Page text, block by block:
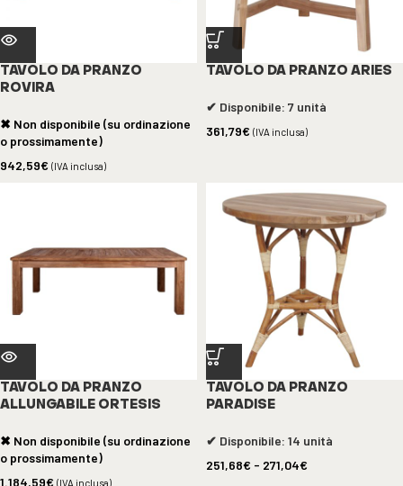
TAVOLO DA PRANZO
ROVIRA
✖ Non disponibile (su ordinazione
o prossimamente)
942,59€ (IVA inclusa)
TAVOLO DA PRANZO ARIES
✔ Disponibile: 7 unità
361,79€ (IVA inclusa)
TAVOLO DA PRANZO
ALLUNGABILE ORTESIS
✖ Non disponibile (su ordinazione
o prossimamente)
1.184,59€ (IVA inclusa)
TAVOLO DA PRANZO
PARADISE
✔ Disponibile: 14 unità
251,68€ - 271,04€